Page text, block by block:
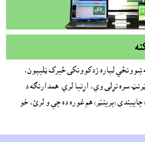
ښوونځي لپاره زدکوونکى ځيرک ټليپون،
سره تړلى وي، اړتيا لري. همدارنګه د
(پرينټر) هم غوره ده چې و لرئ، خو